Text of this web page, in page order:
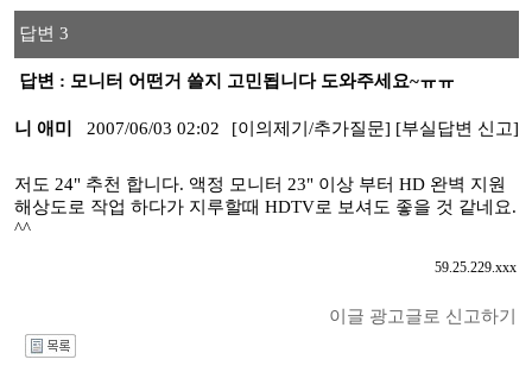
답변 3
답변 : 모니터 어떤거 쓸지 고민됩니다 도와주세요~ㅠㅠ
니 애미 2007/06/03 02:02 [이의제기/추가질문] [부실답변 신고]
저도 24" 추천 합니다. 액정 모니터 23" 이상 부터 HD 완벽 지원
해상도로 작업 하다가 지루할때 HDTV로 보셔도 좋을 것 같네요.
^^
59.25.229.xxx
이글 광고글로 신고하기